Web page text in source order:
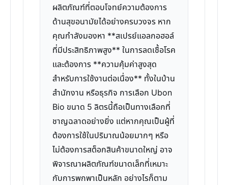
ผลิตภัณฑ์ที่ตอบโจทย์ความต้องการ
ด้านสุขอนามัยได้อย่างครบวงจร หาก
คุณกำลังมองหา **สเปรย์แอลกอฮอล์
ที่มีประสิทธิภาพสูง** ในการลดเชื้อโรค
และต้องการ **ความคุ้มค่าสูงสุด
สำหรับการใช้งานต่อเนื่อง** ทั้งในบ้าน
สำนักงาน หรือธุรกิจ การเลือก Ubon
Bio ขนาด 5 ลิตรนี้ถือเป็นทางเลือกที่
ชาญฉลาดอย่างยิ่ง แต่หากคุณเป็นผู้ที่
ต้องการใช้ในปริมาณน้อยมากๆ หรือ
ไม่ต้องการสต็อกสินค้าขนาดใหญ่ อาจ
พิจารณาผลิตภัณฑ์ขนาดเล็กที่เหมาะ
กับการพกพาเป็นหลัก อย่างไรก็ตาม